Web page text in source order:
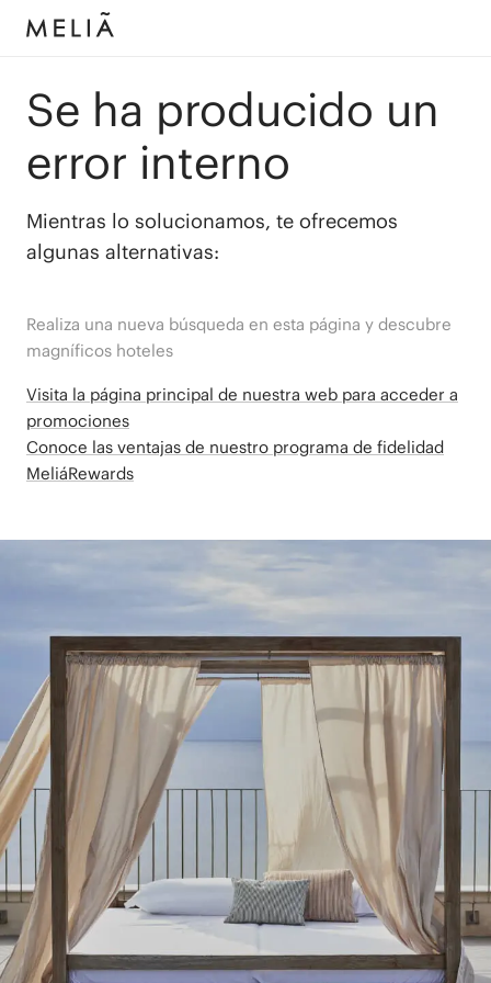
Se ha producido un
error interno
Mientras lo solucionamos, te ofrecemos
algunas alternativas:
Realiza una nueva búsqueda en esta página y descubre
magníficos hoteles
Visita la página principal de nuestra web para acceder a
promociones
Conoce las ventajas de nuestro programa de fidelidad
MeliáRewards